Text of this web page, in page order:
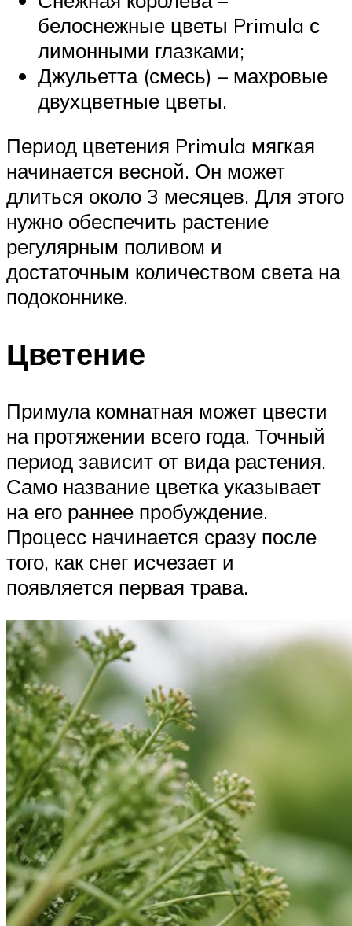
белоснежные цветы Primula с
лимонными глазками;
Джульетта (смесь) – махровые
двухцветные цветы.
Период цветения Primula мягкая
начинается весной. Он может
длиться около 3 месяцев. Для этого
нужно обеспечить растение
регулярным поливом и
достаточным количеством света на
подоконнике.
Цветение
Примула комнатная может цвести
на протяжении всего года. Точный
период зависит от вида растения.
Само название цветка указывает
на его раннее пробуждение.
Процесс начинается сразу после
того, как снег исчезает и
появляется первая трава.